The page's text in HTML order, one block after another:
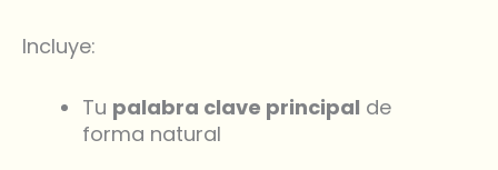
Incluye:
Tu palabra clave principal de
forma natural